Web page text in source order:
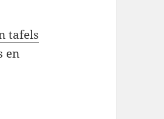
tafels
en